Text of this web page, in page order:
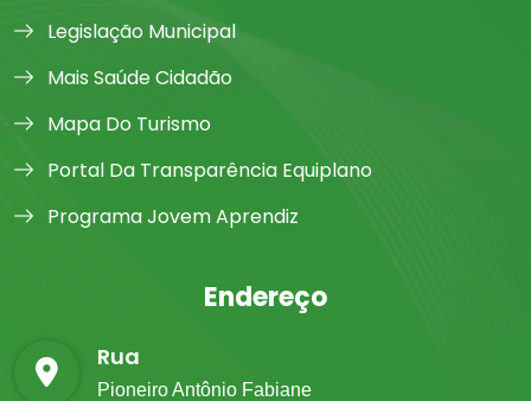
Legislação Municipal
Mais Saúde Cidadão
Mapa Do Turismo
Portal Da Transparência Equiplano
Programa Jovem Aprendiz
Endereço
Rua
Pioneiro Antônio Fabiane